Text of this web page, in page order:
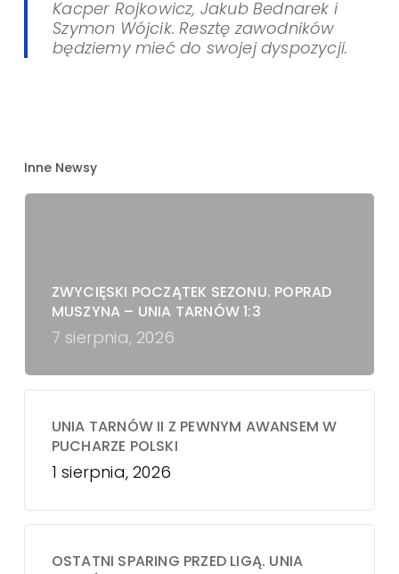
Kacper Rojkowicz, Jakub Bednarek i
Szymon Wójcik. Resztę zawodników
będziemy mieć do swojej dyspozycji.
Inne Newsy
ZWYCIĘSKI POCZĄTEK SEZONU. POPRAD
MUSZYNA – UNIA TARNÓW 1:3
7 sierpnia, 2026
UNIA TARNÓW II Z PEWNYM AWANSEM W
PUCHARZE POLSKI
1 sierpnia, 2026
OSTATNI SPARING PRZED LIGĄ. UNIA